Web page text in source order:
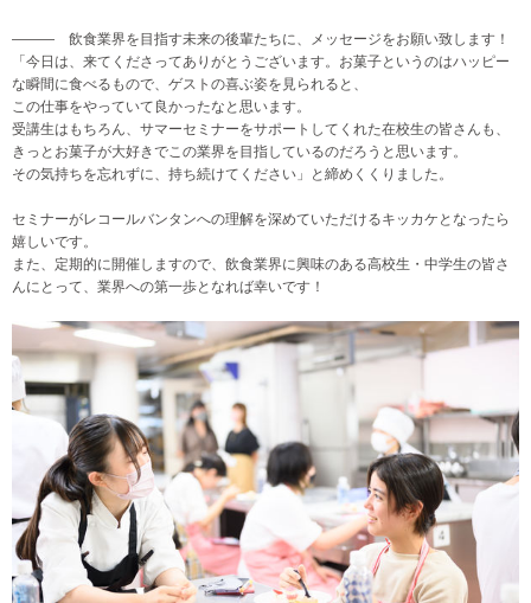
――― 飲食業界を目指す未来の後輩たちに、メッセージをお願い致します！
「今日は、来てくださってありがとうございます。お菓子というのはハッピー
な瞬間に食べるもので、ゲストの喜ぶ姿を見られると、
この仕事をやっていて良かったなと思います。
受講生はもちろん、サマーセミナーをサポートしてくれた在校生の皆さんも、
きっとお菓子が大好きでこの業界を目指しているのだろうと思います。
その気持ちを忘れずに、持ち続けてください」と締めくくりました。
セミナーがレコールバンタンへの理解を深めていただけるキッカケとなったら
嬉しいです。
また、定期的に開催しますので、飲食業界に興味のある高校生・中学生の皆さ
んにとって、業界への第一歩となれば幸いです！